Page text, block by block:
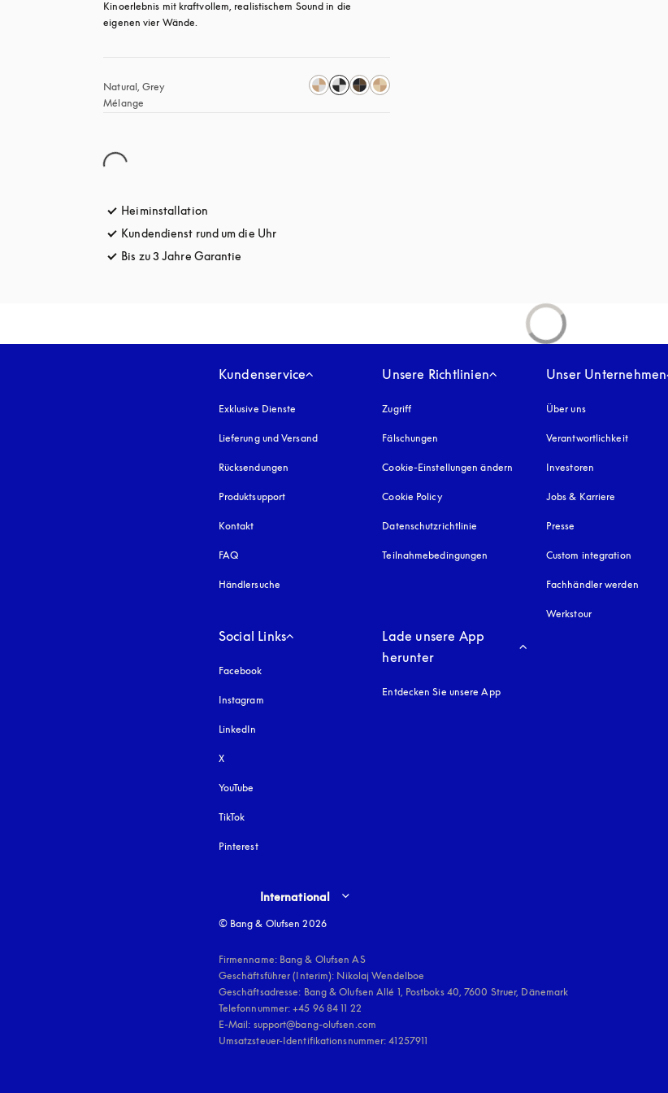
Kinoerlebnis mit kraftvollem, realistischem Sound in die
eigenen vier Wände.
Natural, Grey
Mélange
Heiminstallation
Kundendienst rund um die Uhr
Bis zu 3 Jahre Garantie
Kundenservice
Exklusive Dienste
Lieferung und Versand
Rücksendungen
Produktsupport
Kontakt
FAQ
Händlersuche
Unsere Richtlinien
Zugriff öffnet sich in einem neuen Tab
Fälschungen öffnet sich in einem neuen Tab
Cookie-Einstellungen ändern
Cookie Policyöffnet sich in einem neuen Tab
Datenschutzrichtlinie öffnet sich in einem neuen Tab
Teilnahmebedingungen
Unser Unternehmen
Über uns
Verantwortlichkeit
Investoren
Jobs & Karriere
Presse
Custom integration
Fachhändler werden
Werkstour
Social Links
Facebook
Instagram
LinkedIn
X
YouTube
TikTok
Pinterest
Lade unsere App
herunter
Entdecken Sie unsere App
Select country and language
International
© Bang & Olufsen 2026
Firmenname: Bang & Olufsen AS
Geschäftsführer (Interim): Nikolaj Wendelboe
Geschäftsadresse: Bang & Olufsen Allé 1, Postboks 40, 7600 Struer, Dänemark
Telefonnummer: +45 96 84 11 22
E-Mail: support@bang-olufsen.com
Umsatzsteuer-Identifikationsnummer: 41257911